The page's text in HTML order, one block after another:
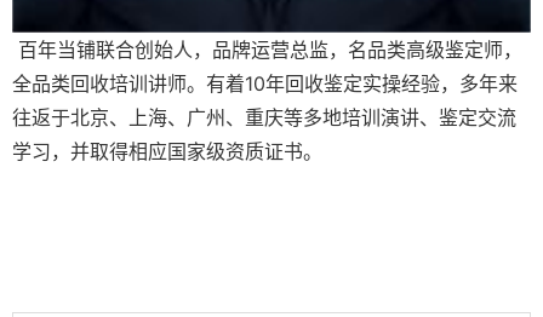
百年当铺联合创始人，品牌运营总监，名品类高级鉴定师，
全品类回收培训讲师。有着10年回收鉴定实操经验，多年来
往返于北京、上海、广州、重庆等多地培训演讲、鉴定交流
学习，并取得相应国家级资质证书。